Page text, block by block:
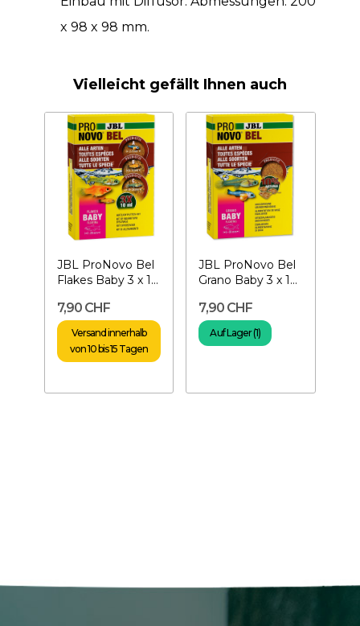
x 98 x 98 mm.
Vielleicht gefällt Ihnen auch
JBL ProNovo Bel
Flakes Baby 3 x 10
7,90 CHF
Versand innerhalb
von 10 bis 15 Tagen
JBL ProNovo Bel
Grano Baby 3 x 10
7,90 CHF
Auf Lager (1)